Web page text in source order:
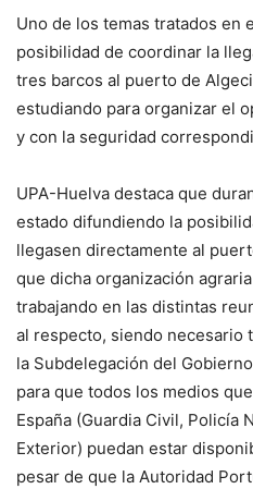
Uno de los temas tratados en
posibilidad de coordinar la
tres barcos al puerto de
estudiando para organizar el
y con la seguridad
UPA-Huelva destaca que
estado difundiendo la
llegasen directamente al
que dicha organización
trabajando en las distintas
al respecto, siendo necesario
la Subdelegación del
para que todos los medios
España (Guardia Civil, Policía
Exterior) puedan estar
pesar de que la Autoridad